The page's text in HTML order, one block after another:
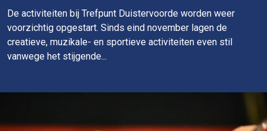
De activiteiten bij Trefpunt Duistervoorde worden weer
voorzichtig opgestart. Sinds eind november lagen de
creatieve, muzikale- en sportieve activiteiten even stil
vanwege het stijgende...